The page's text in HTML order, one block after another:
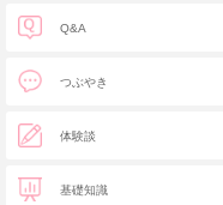
Q&A
つぶやき
体験談
基礎知識